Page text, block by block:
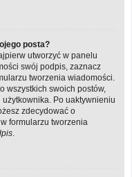
posta?
utworzyć w panelu
swój podpis, zaznacz
tworzenia wiadomości.
wszystkich swoich postów,
Po uaktywnieniu
zdecydować o
formularzu tworzenia